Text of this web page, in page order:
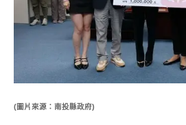
(圖片來源：南投縣政府)